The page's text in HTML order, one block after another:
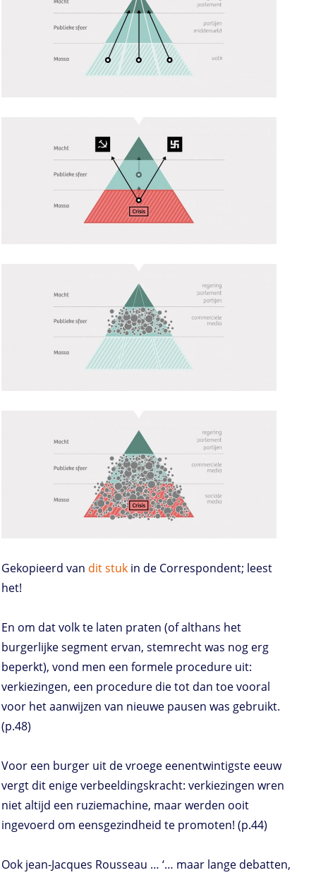
Gekopieerd van dit stuk in de Correspondent; leest
het!
En om dat volk te laten praten (of althans het
burgerlijke segment ervan, stemrecht was nog erg
beperkt), vond men een formele procedure uit:
verkiezingen, een procedure die tot dan toe vooral
voor het aanwijzen van nieuwe pausen was gebruikt.
(p.48)
Voor een burger uit de vroege eenentwintigste eeuw
vergt dit enige verbeeldingskracht: verkiezingen wren
niet altijd een ruziemachine, maar werden ooit
ingevoerd om eensgezindheid te promoten! (p.44)
Ook jean-Jacques Rousseau … ‘… maar lange debatten,